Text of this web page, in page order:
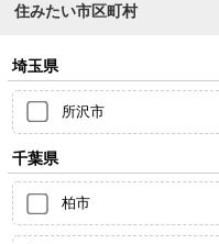
住みたい市区町村
埼玉県
所沢市
千葉県
柏市